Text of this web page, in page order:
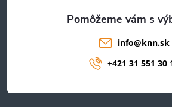
info@knn.sk
+421 31 551 30